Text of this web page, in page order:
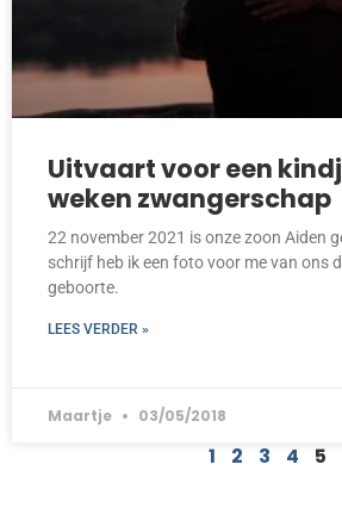
Uitvaart voor een
weken zwangerschap
22 november 2021 is onze zoon Aiden
schrijf heb ik een foto voor me van ons
geboorte.
LEES VERDER »
Maartje 03/05/2018
1 2 3 4 5